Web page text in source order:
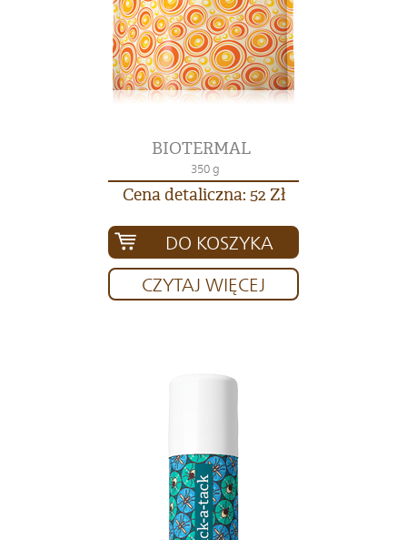
BIOTERMAL
350 g
Cena detaliczna: 52 Zł
DO KOSZYKA
CZYTAJ WIĘCEJ